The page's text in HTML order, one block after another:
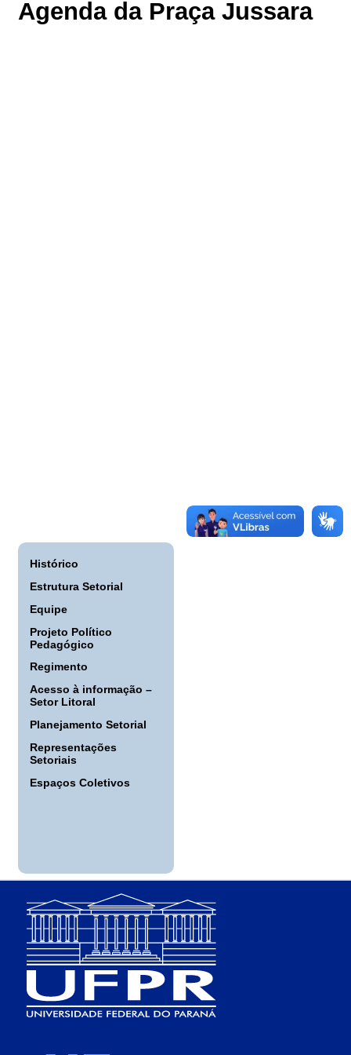
Agenda da Praça Jussara
Histórico
Estrutura Setorial
Equipe
Projeto Político
Pedagógico
Regimento
Acesso à informação –
Setor Litoral
Planejamento Setorial
Representações
Setoriais
Espaços Coletivos